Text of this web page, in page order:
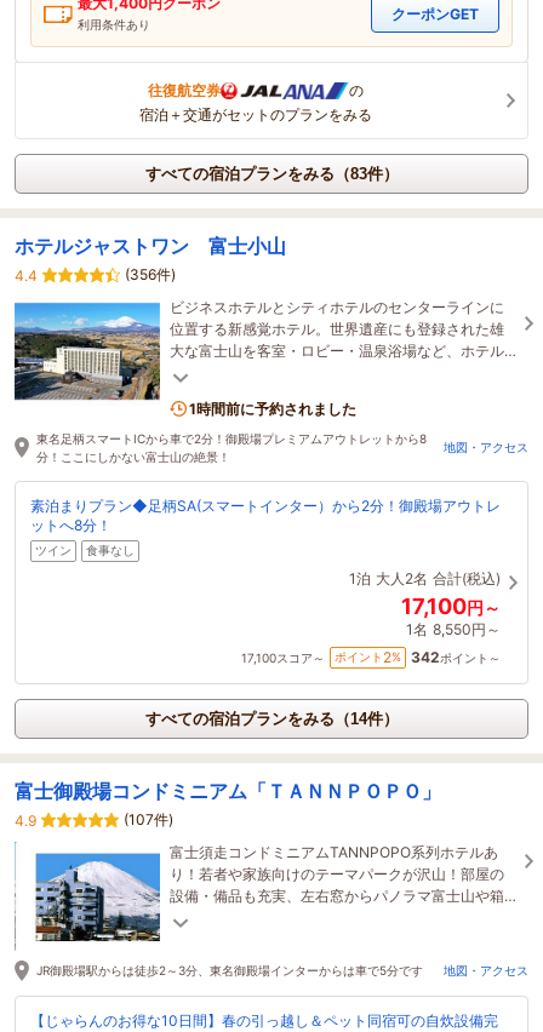
利用条件あり
クーポンGET
往復航空券
の
宿泊＋交通がセットのプランをみる
すべての宿泊プランをみる（83件）
ホテルジャストワン 富士小山
4.4
(356件)
ビジネスホテルとシティホテルのセンターラインに
位置する新感覚ホテル。世界遺産にも登録された雄
大な富士山を客室・ロビー・温泉浴場など、ホテル
内の至る場所から余すこと無く満喫していただけま
1時間前に予約されました
東名足柄スマートICから車で2分！御殿場プレミアムアウトレットから8
分！ここにしかない富士山の絶景！
地図・アクセス
素泊まりプラン◆足柄SA(スマートインター）から2分！御殿場アウトレ
ットへ8分！
ツイン 食事なし
1泊 大人2名 合計(税込)
17,100円～
1名 8,550円～
17,100スコア～ ポイント 2% 342ポイント～
すべての宿泊プランをみる（14件）
富士御殿場コンドミニアム「ＴＡＮＮＰＯＰＯ」
4.9
(107件)
富士須走コンドミニアムTANNPOPO系列ホテルあ
り！若者や家族向けのテーマパークが沢山！部屋の
設備・備品も充実、左右窓からパノラマ富士山や箱
根連山が一望!ペットもＯＫ！
JR御殿場駅からは徒歩2～3分、東名御殿場インターからは車で5分です 地図・アクセス
【じゃらんのお得な10日間】春の引っ越し＆ペット同宿可の自炊設備完